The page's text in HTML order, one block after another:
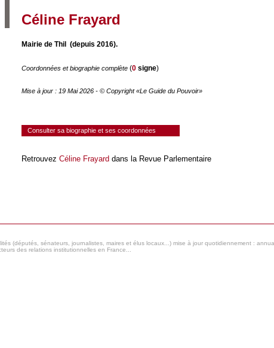
Céline Frayard
Mairie de Thil (depuis 2016).
Coordonnées et biographie complète (0 signe)
Mise à jour : 19 Mai 2026 - © Copyright «Le Guide du Pouvoir»
Consulter sa biographie et ses coordonnées
Retrouvez Céline Frayard dans la Revue Parlementaire
(députés, sénateurs, journalistes, maires et élus locaux...) mise à jour quotidiennement :
des relations institutionnelles en France...